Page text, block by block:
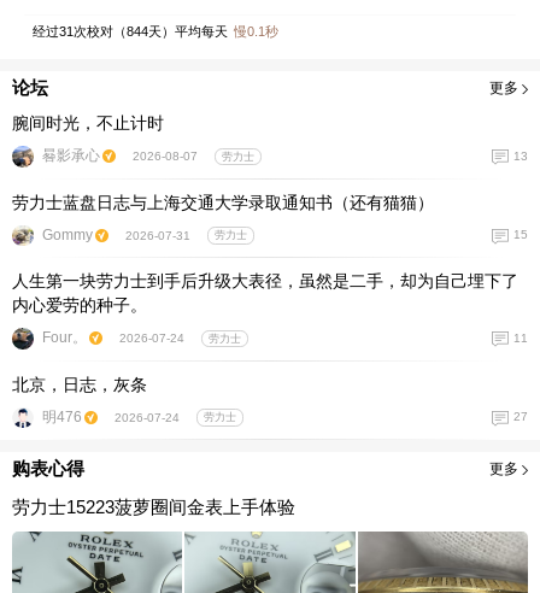
经过31次校对（844天）平均每天 慢0.1秒
论坛 更多
腕间时光，不止计时
晷影承心 2026-08-07 劳力士 13
劳力士蓝盘日志与上海交通大学录取通知书（还有猫猫）
Gommy 2026-07-31 劳力士 15
人生第一块劳力士到手后升级大表径，虽然是二手，却为自己埋下了
内心爱劳的种子。
Four。 2026-07-24 劳力士 11
北京，日志，灰条
明476 2026-07-24 劳力士 27
购表心得 更多
劳力士15223菠萝圈间金表上手体验